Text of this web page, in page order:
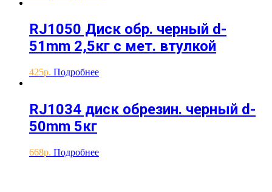
RJ1050 Диск обр. черный d-
51mm 2,5кг с мет. втулкой
425 Подробнее
RJ1034 диск обрезин. черный d-
50mm 5кг
668 Подробнее